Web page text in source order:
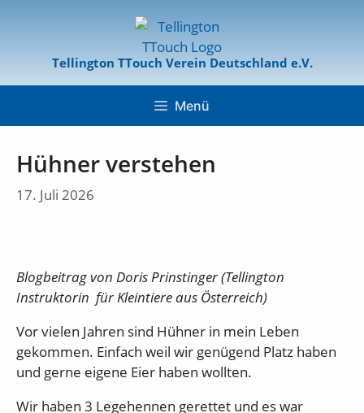
Tellington TTouch Verein Deutschland e.V.
Menü
Hühner verstehen
17. Juli 2026
Blogbeitrag von Doris Prinstinger (Tellington
Instruktorin für Kleintiere aus Österreich)
Vor vielen Jahren sind Hühner in mein Leben
gekommen. Einfach weil wir genügend Platz haben
und gerne eigene Eier haben wollten.
Wir haben 3 Legehennen gerettet und es war